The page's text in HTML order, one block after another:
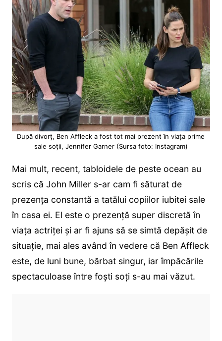
După divorț, Ben Affleck a fost tot mai prezent în viața prime
sale soții, Jennifer Garner (Sursa foto: Instagram)
Mai mult, recent, tabloidele de peste ocean au
scris că John Miller s-ar cam fi săturat de
prezența constantă a tatălui copiilor iubitei sale
în casa ei. El este o prezență super discretă în
viața actriței și ar fi ajuns să se simtă depășit de
situație, mai ales având în vedere că Ben Affleck
este, de luni bune, bărbat singur, iar împăcările
spectaculoase între foști soți s-au mai văzut.